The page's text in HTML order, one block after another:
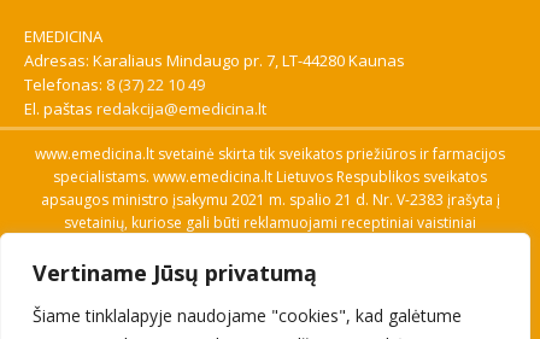
Vertiname Jūsų privatumą
Šiame tinklalapyje naudojame "cookies", kad galėtume
EMEDICINA
Adresas: Karaliaus Mindaugo pr. 7, LT-44280 Kaunas
Telefonas: 8 (37) 22 10 49
El. paštas redakcija@emedicina.lt
www.emedicina.lt svetainė skirta tik sveikatos priežiūros ir farmacijos
specialistams. www.emedicina.lt Lietuvos Respublikos sveikatos
apsaugos ministro įsakymu 2021 m. spalio 21 d. Nr. V-2383 įrašyta į
svetainių, kuriose gali būti reklamuojami receptiniai vaistiniai
savo profesinę kvalifikaciją. Naudingos nuorodos: Vaistų ir medicinos
pagalbos priemonių kainų paieška, VVKT tinklalapis, Sveikatos
priežiūros ar farmacijos specialisto pranešimo apie įtariamą